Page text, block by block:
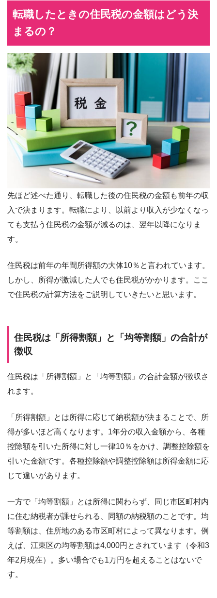
転職したときの住民税の金額はどう決
まるの？
先ほど述べた通り、転職した後の住民税の金額も前年の収
入で決まります。転職により、以前より収入が少なくなっ
ても支払う住民税の金額が減るのは、翌年以降になりま
す。
住民税は前年の年間所得額の大体10％と言われています。
しかし、所得が激減した人でも住民税がかかります。ここ
で住民税の計算方法をご説明していきたいと思います。
住民税は「所得割額」と「均等割額」の合計が
徴収
住民税は「所得割額」と「均等割額」の合計金額が徴収さ
れます。
「所得割額」とは所得に応じて納税額が決まることで、所
得が多いほど高くなります。1年分の収入金額から、各種
控除額を引いた所得に対し一律10％をかけ、調整控除額を
引いた金額です。各種控除額や調整控除額は所得金額に応
じて違いがあります。
一方で「均等割額」とは所得に関わらず、同じ市区町村内
に住む納税者が課せられる、同額の納税額のことです。均
等割額は、住所地のある市区町村によって異なります。例
えば、江東区の均等割額は4,000円とされています（令和3
年2月現在）。多い場合でも1万円を超えることはないで
す。